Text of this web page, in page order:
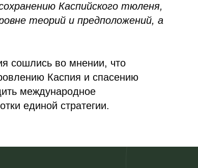
Каспийского тюленя,
теорий и предположений, а
сошлись во мнении, что
Каспия и спасению
международное
единой стратегии.